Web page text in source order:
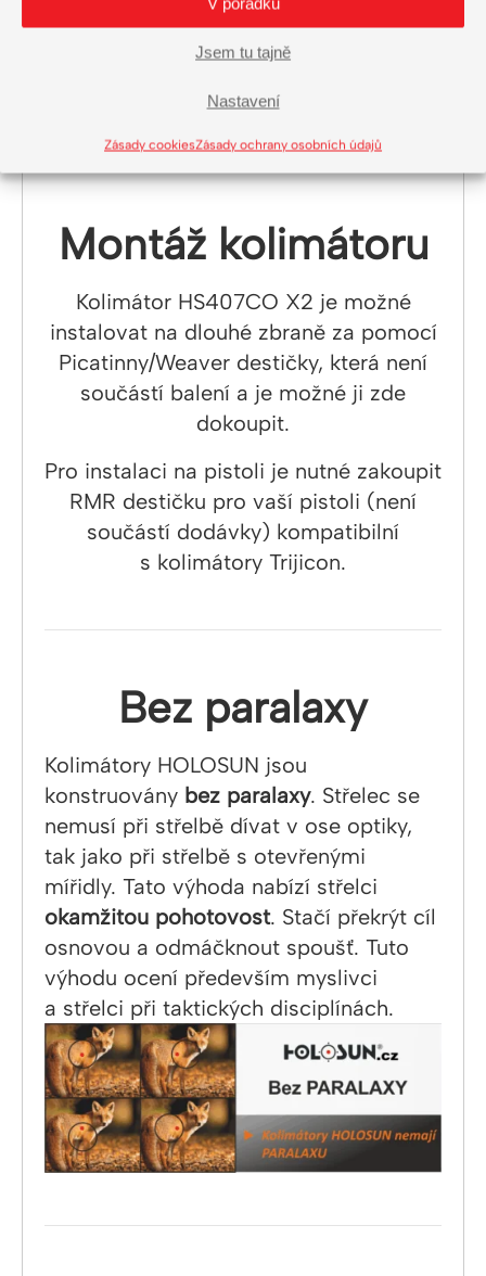
Jsem tu tajně
Nastavení
Zásady cookiesZásady ochrany osobních údajů
nejsou v běžném prostředí lidským
a druhý stupeň jasu, který je
kompatibilní s NV.
Montáž kolimátoru
Kolimátor HS407CO X2 je možné
instalovat na dlouhé zbraně za pomocí
Picatinny/Weaver destičky, která není
součástí balení a je možné ji zde
dokoupit.
Pro instalaci na pistoli je nutné zakoupit
RMR destičku pro vaší pistoli (není
součástí dodávky) kompatibilní
s kolimátory Trijicon.
Bez paralaxy
Kolimátory HOLOSUN jsou
konstruovány bez paralaxy. Střelec se
nemusí při střelbě dívat v ose optiky,
tak jako při střelbě s otevřenými
mířidly. Tato výhoda nabízí střelci
okamžitou pohotovost. Stačí překrýt cíl
osnovou a odmáčknout spoušť. Tuto
výhodu ocení především myslivci
a střelci při taktických disciplínách.